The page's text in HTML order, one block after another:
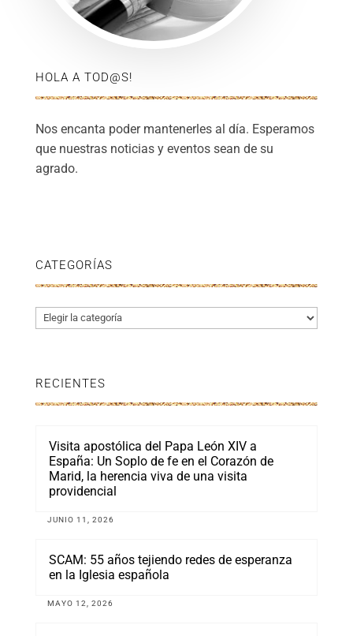
HOLA A TOD@S!
Nos encanta poder mantenerles al día. Esperamos
que nuestras noticias y eventos sean de su
agrado.
CATEGORÍAS
Categorías
RECIENTES
Visita apostólica del Papa León XIV a
España: Un Soplo de fe en el Corazón de
Marid, la herencia viva de una visita
providencial
JUNIO 11, 2026
SCAM: 55 años tejiendo redes de esperanza
en la Iglesia española
MAYO 12, 2026